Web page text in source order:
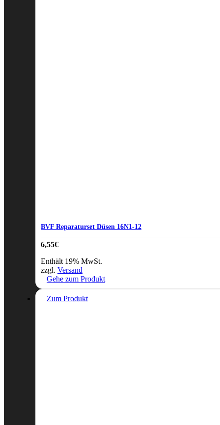
BVF Reparaturset Düsen 16N1-12
6,55€
Enthält 19% MwSt.
zzgl. Versand
Gehe zum Produkt
Zum Produkt